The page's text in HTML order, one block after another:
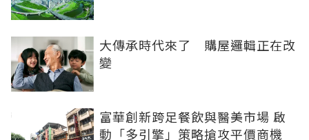
大傳承時代來了 購屋邏輯正在改
變
富華創新跨足餐飲與醫美市場 啟
動「多引擎」策略搶攻平價商機